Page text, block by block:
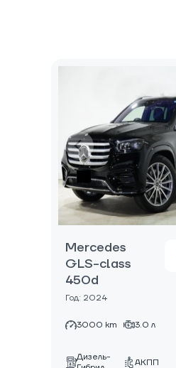
Mercedes
GLS-class
450d
Год: 2024
3000 km 3.0 л
Дизель-
АКПП